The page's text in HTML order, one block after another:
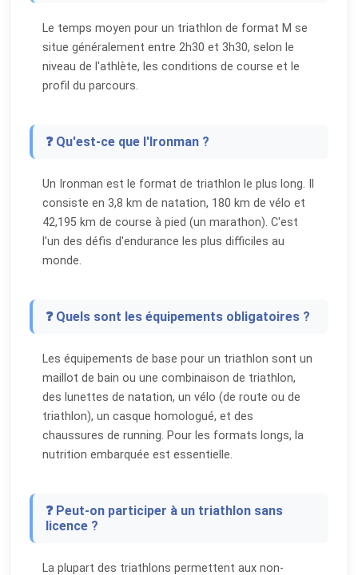
Le temps moyen pour un triathlon de format M se
situe généralement entre 2h30 et 3h30, selon le
niveau de l'athlète, les conditions de course et le
profil du parcours.
❓ Qu'est-ce que l'Ironman ?
Un Ironman est le format de triathlon le plus long. Il
consiste en 3,8 km de natation, 180 km de vélo et
42,195 km de course à pied (un marathon). C'est
l'un des défis d'endurance les plus difficiles au
monde.
❓ Quels sont les équipements obligatoires ?
Les équipements de base pour un triathlon sont un
maillot de bain ou une combinaison de triathlon,
des lunettes de natation, un vélo (de route ou de
triathlon), un casque homologué, et des
chaussures de running. Pour les formats longs, la
nutrition embarquée est essentielle.
❓ Peut-on participer à un triathlon sans
licence ?
La plupart des triathlons permettent aux non-